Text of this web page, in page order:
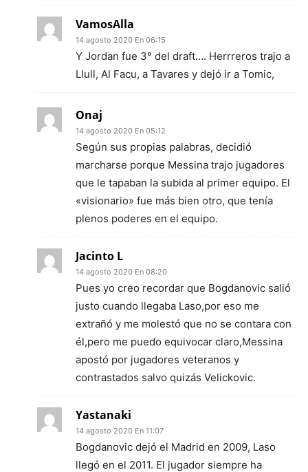
VamosAlla
14 agosto 2020 En 06:15
Y Jordan fue 3° del draft…. Herrreros trajo a
Llull, Al Facu, a Tavares y dejó ir a Tomic,
Onaj
14 agosto 2020 En 05:12
Según sus propias palabras, decidió
marcharse porque Messina trajo jugadores
que le tapaban la subida al primer equipo. El
«visionario» fue más bien otro, que tenía
plenos poderes en el equipo.
Jacinto L
14 agosto 2020 En 08:20
Pues yo creo recordar que Bogdanovic salió
justo cuando llegaba Laso,por eso me
extrañó y me molestó que no se contara con
él,pero me puedo equivocar claro,Messina
apostó por jugadores veteranos y
contrastados salvo quizás Velickovic.
Yastanaki
14 agosto 2020 En 11:07
Bogdanovic dejó el Madrid en 2009, Laso
llegó en el 2011. El jugador siempre ha